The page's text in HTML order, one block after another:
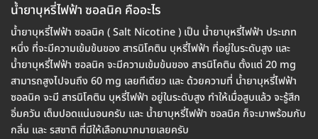
น้ำยาบุหรี่ไฟฟ้า ซอลนิค คืออะไร
น้ำยาบุหรี่ไฟฟ้า ซอลนิค ( Salt Nicotine ) เป็น น้ำยาบุหรี่ไฟฟ้า ประเภท
หนึ่ง ที่จะมีความเข้มข้นของ สารนิโคติน บุหรี่ไฟฟ้า ที่อยู่ในระดับสูง และ
น้ำยาบุหรี่ไฟฟ้า ซอลนิค จะมีความเข้มข้นของ สารนิโคติน ตั้งแต่ 20 mg
สามารถสูงไปจนถึง 60 mg เลยทีเดียว และ ด้วยความที่ น้ำยาบุหรี่ไฟฟ้า
ซอลนิค จะมี สารนิโคติน บุหรี่ไฟฟ้า อยู่ในระดับสูง ทำให้เมื่อสูบแล้ว จะรู้สึก
อิ่มควัน เต็มปอดแน่นอนครับ และ น้ำยาบุหรี่ไฟฟ้า ซอลนิค ก็จะมาพร้อมกับ
กลิ่น และ รสชาติ ที่มีให้เลือกมากมายเลยครับ